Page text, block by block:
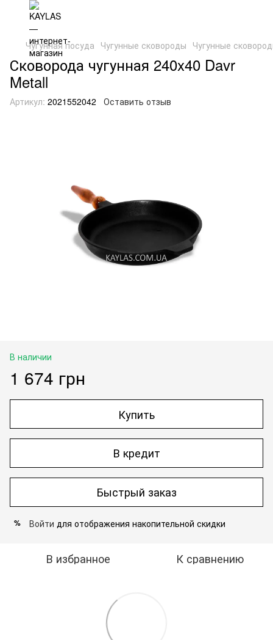
Чугунная посуда Чугунные сковороды Чугунные
Сковорода чугунная 240x40 Davr
Metall
Артикул: 2021552042 Оставить отзыв
В наличии
1 674 грн
Купить
В кредит
Быстрый заказ
% Войти для отображения накопительной скидки
В избранное К сравнению